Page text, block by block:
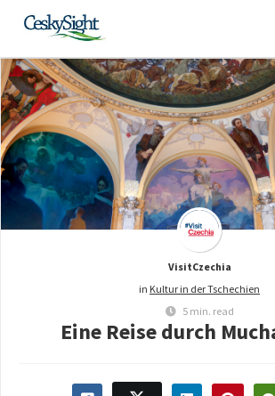
VisitCzechia
in Kultur in der Tschechien
5 min. read
Eine Reise durch